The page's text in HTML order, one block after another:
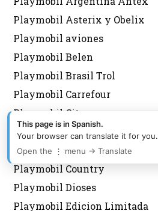
Playmobil Asterix y Obelix
Playmobil aviones
Playmobil Belen
Playmobil Brasil Trol
Playmobil Carrefour
Playmobil City
Playmobil Coleccionista
Playmobil Color
Playmobil Country
Playmobil Dioses
Playmobil Edicion Limitada
This page is in Spanish.
Your browser can translate it for you.
Open the ⋮ menu → Translate